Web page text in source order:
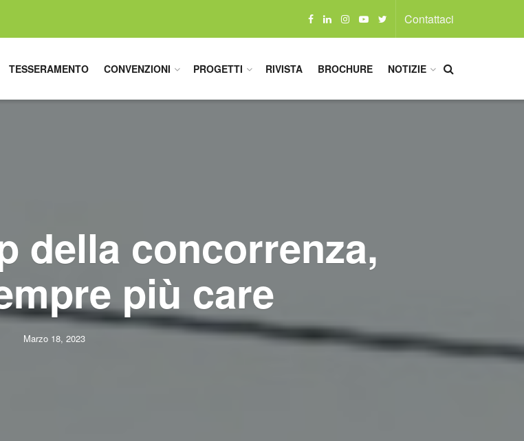
Contattaci
TESSERAMENTO CONVENZIONI PROGETTI RIVISTA BROCHURE NOTIZIE
della concorrenza,
più care
Marzo 18, 2023